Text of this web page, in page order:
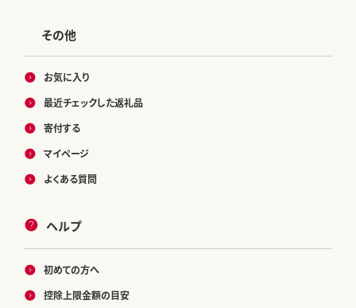
その他
お気に入り
最近チェックした返礼品
寄付する
マイページ
よくある質問
ヘルプ
初めての方へ
控除上限金額の目安